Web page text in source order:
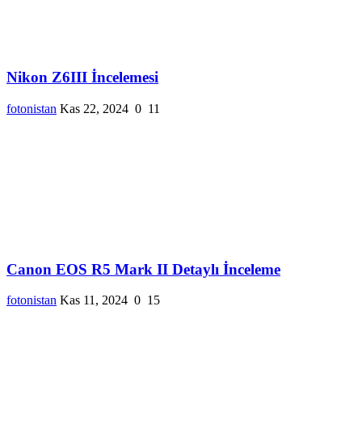
Nikon Z6III İncelemesi
fotonistan Kas 22, 2024 0 11
Canon EOS R5 Mark II Detaylı İnceleme
fotonistan Kas 11, 2024 0 15